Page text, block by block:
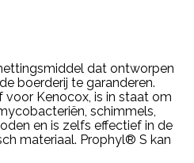
dat ontworpen
boerderij te garanderen.
voor Kenocox, is in staat om
schimmels,
en is zelfs effectief in de
materiaal. Prophyl® S kan